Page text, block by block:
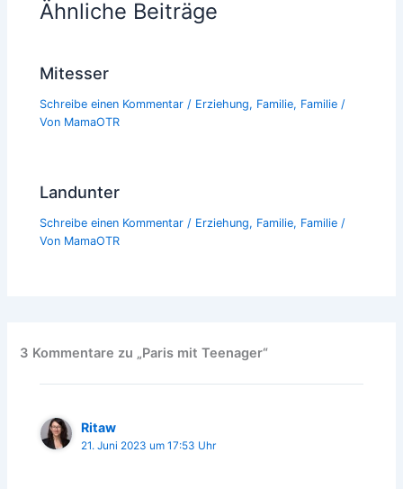
Ähnliche Beiträge
Mitesser
Schreibe einen Kommentar / Erziehung, Familie, Familie /
Von MamaOTR
Landunter
Schreibe einen Kommentar / Erziehung, Familie, Familie /
Von MamaOTR
3 Kommentare zu „Paris mit Teenager“
Ritaw
21. Juni 2023 um 17:53 Uhr